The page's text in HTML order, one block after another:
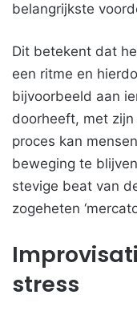
belangrijkste
Dit betekent dat
een ritme en
bijvoorbeeld aan
doorheeft, met
proces kan
beweging te
stevige beat van
zogeheten
stress